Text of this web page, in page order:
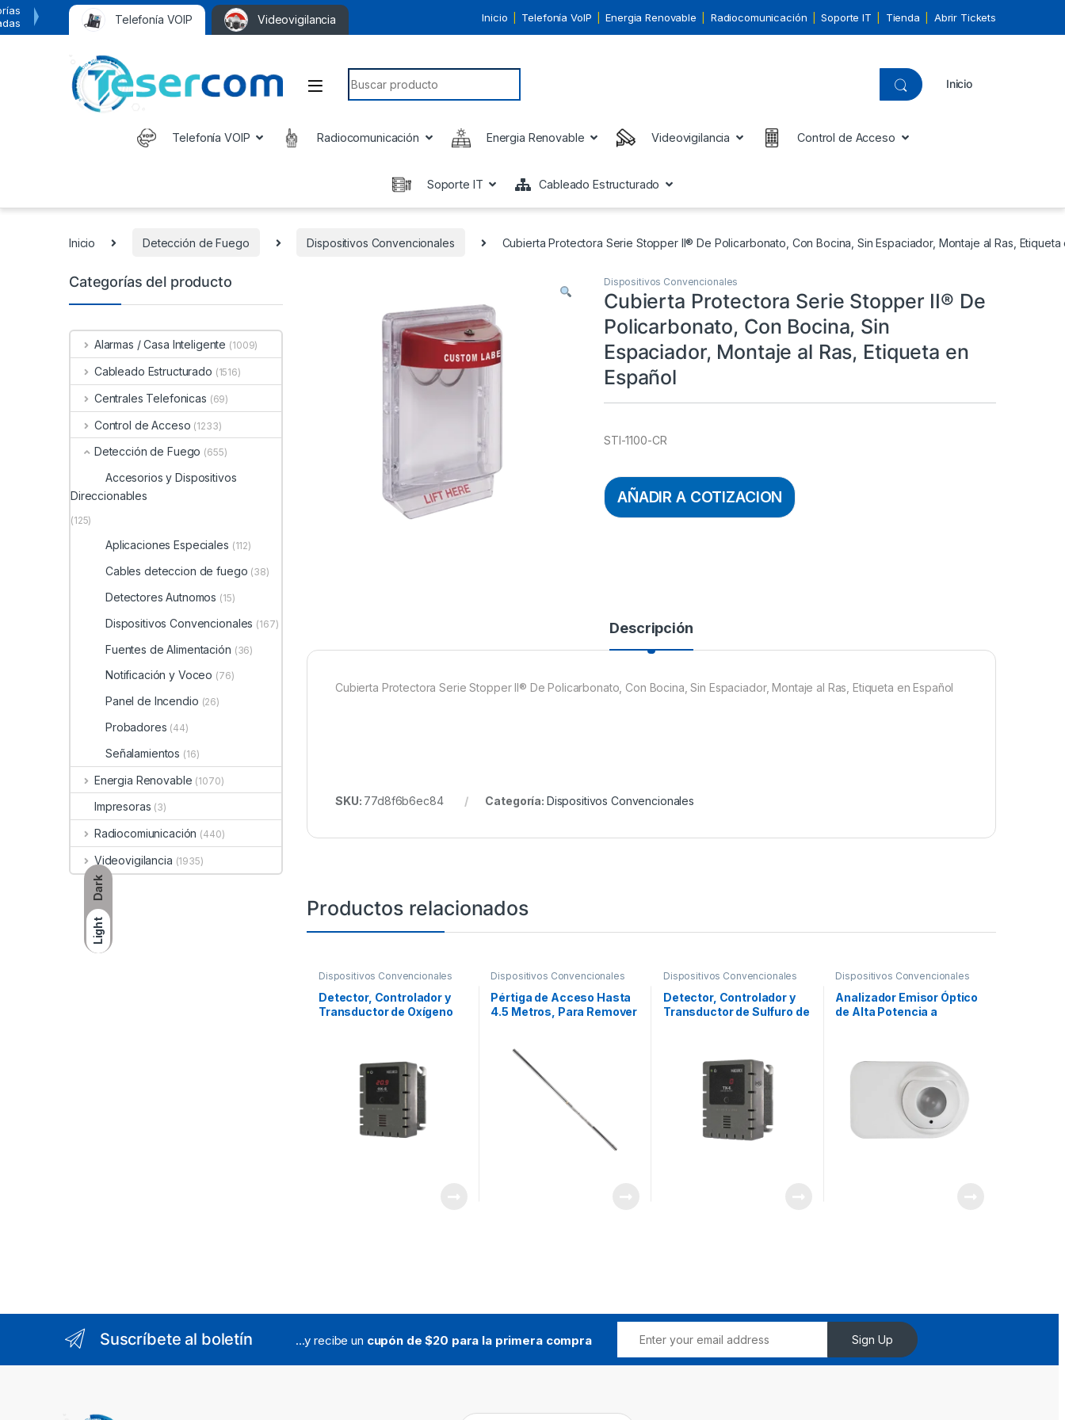
Dark
Light
Telefonía VOIP Videovigilancia Inicio Telefonía VoIP Energia Renovable Radiocomunicación Soporte IT Tienda Abrir Tickets
Search for:
Inicio
Telefonía VOIP Radiocomunicación Energia Renovable Videovigilancia Control de Acceso
Soporte IT Cableado Estructurado
Inicio Detección de Fuego Dispositivos Convencionales Cubierta Protectora Serie Stopper II® De Policarbonato, Con Bocina, Sin Espaciador, Montaje al Ras, Etiqueta
Dispositivos Convencionales
Cubierta Protectora Serie Stopper II® De
Policarbonato, Con Bocina, Sin
Espaciador, Montaje al Ras, Etiqueta en
Español
STI-1100-CR
AÑADIR A COTIZACION
Descripción
Cubierta Protectora Serie Stopper II® De Policarbonato, Con Bocina, Sin Espaciador, Montaje al Ras, Etiqueta en Español
SKU: 77d8f6b6ec84 Categoría: Dispositivos Convencionales
Productos relacionados
Dispositivos Convencionales
Detector, Controlador y
Transductor de Oxígeno
Dispositivos Convencionales
Pértiga de Acceso Hasta
4.5 Metros, Para Remover
200 de System Sensor,
Requiere XR-2B (no
Dispositivos Convencionales
Detector, Controlador y
Transductor de Sulfuro de
Dispositivos Convencionales
Analizador Emisor Óptico
de Alta Potencia a
Instalación OSID-INST
(NO INCLUIDOS)
Categorías del producto
Alarmas / Casa Inteligente (1009)
Cableado Estructurado (1516)
Centrales Telefonicas (69)
Control de Acceso (1233)
Detección de Fuego (655)
Accesorios y Dispositivos
Direccionables
(125)
Aplicaciones Especiales (112)
Cables deteccion de fuego (38)
Detectores Autnomos (15)
Dispositivos Convencionales (167)
Fuentes de Alimentación (36)
Notificación y Voceo (76)
Panel de Incendio (26)
Probadores (44)
Señalamientos (16)
Energia Renovable (1070)
Impresoras (3)
Radiocomiunicación (440)
Videovigilancia (1935)
Suscríbete al boletín ...y recibe un cupón de $20 para la primera compra Sign Up